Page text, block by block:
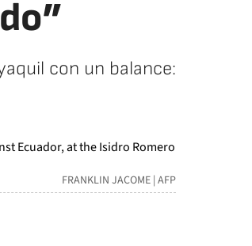
con un balance:
FRANKLIN JACOME | AFP